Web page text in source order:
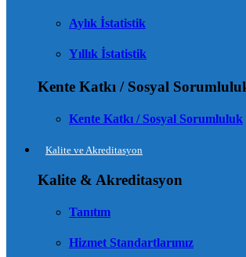
Aylık İstatistik
Yıllık İstatistik
Kente Katkı / Sosyal
Kente Katkı / Sosyal Sorumluluk
Kalite ve Akreditasyon
Kalite & Akreditasyon
Tanıtım
Hizmet Standartlarımız